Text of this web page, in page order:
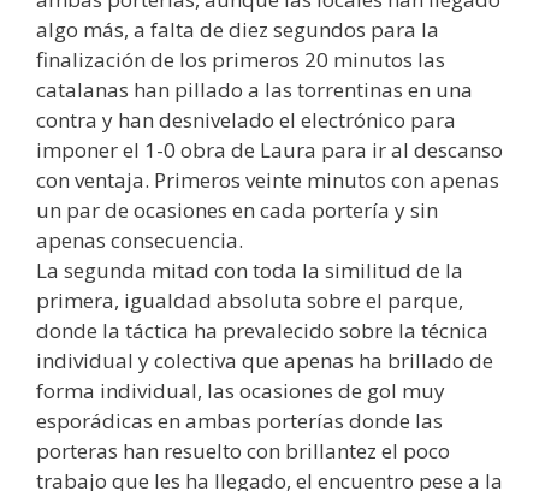
algo más, a falta de diez segundos para la
finalización de los primeros 20 minutos las
catalanas han pillado a las torrentinas en una
contra y han desnivelado el electrónico para
imponer el 1-0 obra de Laura para ir al descanso
con ventaja. Primeros veinte minutos con apenas
un par de ocasiones en cada portería y sin
apenas consecuencia.
La segunda mitad con toda la similitud de la
primera, igualdad absoluta sobre el parque,
donde la táctica ha prevalecido sobre la técnica
individual y colectiva que apenas ha brillado de
forma individual, las ocasiones de gol muy
esporádicas en ambas porterías donde las
porteras han resuelto con brillantez el poco
trabajo que les ha llegado, el encuentro pese a la